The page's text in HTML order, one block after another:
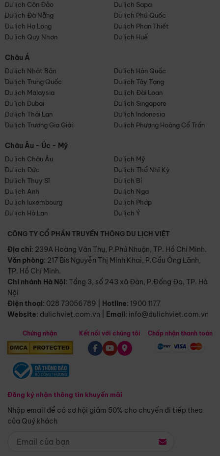
Du lịch Côn Đảo
Du lịch Sapa
Du lịch Đà Nẵng
Du lịch Phú Quốc
Du lịch Hạ Long
Du lịch Phan Thiết
Du lịch Quy Nhơn
Du lịch Huế
Châu Á
Du lịch Nhật Bản
Du lịch Hàn Quốc
Du lịch Trung Quốc
Du lịch Tây Tạng
Du lịch Malaysia
Du lịch Đài Loan
Du lịch Dubai
Du lịch Singapore
Du lịch Thái Lan
Du lịch Indonesia
Du lịch Trương Gia Giới
Du lịch Phượng Hoàng Cổ Trấn
Châu Âu - Úc - Mỹ
Du lịch Châu Âu
Du lịch Mỹ
Du lịch Đức
Du lịch Thổ Nhĩ Kỳ
Du lịch Thụy Sĩ
Du lịch Bỉ
Du lịch Anh
Du lịch Nga
Du lịch luxembourg
Du lịch Pháp
Du lịch Hà Lan
Du lịch Ý
CÔNG TY CỔ PHẦN TRUYỀN THÔNG DU LỊCH VIỆT
Địa chỉ: 239A Hoàng Văn Thụ, P.Phú Nhuận, TP. Hồ Chí Minh.
Văn phòng: 217 Bis Nguyễn Thị Minh Khai, P.Cầu Ông Lãnh,
TP. Hồ Chí Minh.
Chi nhánh Hà Nội: Tầng 3, số 243 xã Đàn, P.Đống Đa, TP. Hà
Nội
Điện thoại: 028 73056789 Hotline: 1900 1177
Website: dulichviet.com.vn Email: info@dulichviet.com.vn
Chứng nhận
Đăng ký nhận thông tin khuyến mãi
Nhập email để có cơ hội giảm 50% cho chuyến đi tiếp theo
của Quý khách
Kết nối với chúng tôi Chấp nhận thanh toán